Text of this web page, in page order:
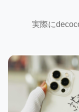
実際に